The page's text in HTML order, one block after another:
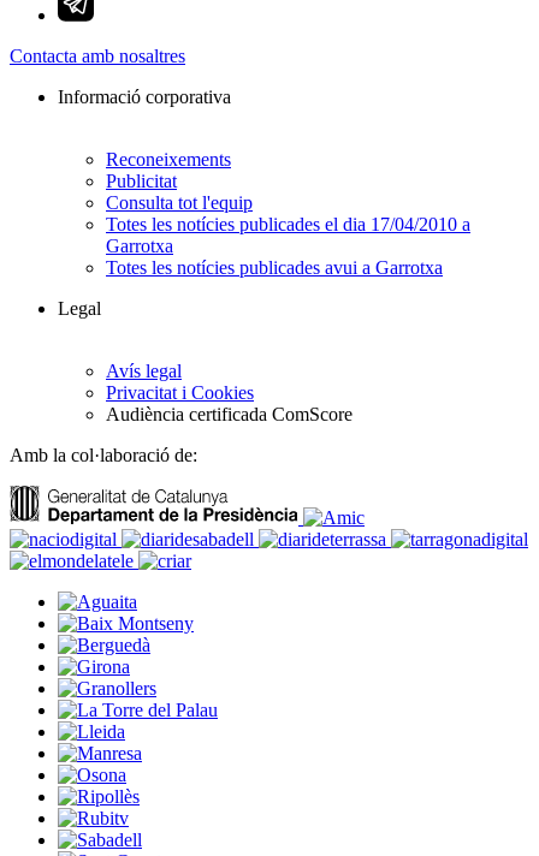
Contacta amb nosaltres
Informació corporativa
Reconeixements
Publicitat
Consulta tot l'equip
Totes les notícies publicades el dia 17/04/2010 a
Garrotxa
Totes les notícies publicades avui a Garrotxa
Legal
Avís legal
Privacitat i Cookies
Audiència certificada ComScore
Amb la col·laboració de: